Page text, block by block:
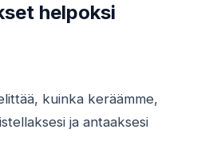
helpoksi
kuinka keräämme,
ja antaaksesi